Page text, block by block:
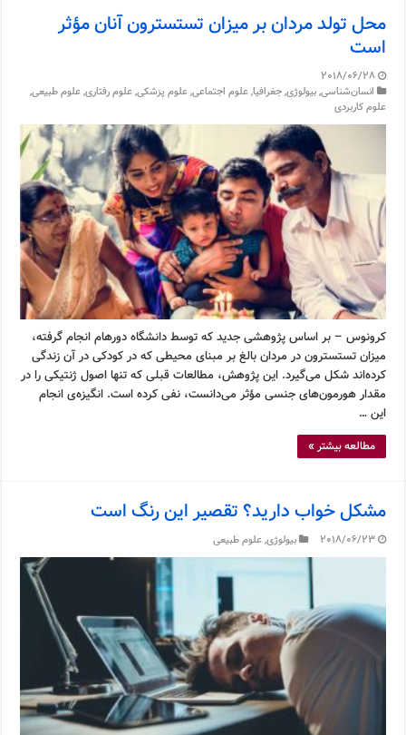
محل تولد مردان بر میزان تستسترون آنان مؤثر
است
2018/06/28
انسان‌شناسی,بیولوژی,جغرافیا,علوم اجتماعی,علوم پزشکی,علوم رفتاری,علوم طبیعی,
علوم کاربردی
کرونوس – بر اساس پژوهشی جدید که توسط دانشگاه دورهام انجام گرفته،
میزان تستسترون در مردان بالغ بر مبنای محیطی که در کودکی در آن زندگی
کرده‌اند شکل می‌گیرد. این پژوهش، مطالعات قبلی که تنها اصول ژنتیکی را در
مقدار هورمون‌های جنسی مؤثر می‌دانست، نفی کرده است. انگیزه‌ی انجام
این …
مطالعه بیشتر »
مشکل خواب دارید؟ تقصیر این رنگ است
2018/06/23 بیولوژی,علوم طبیعی